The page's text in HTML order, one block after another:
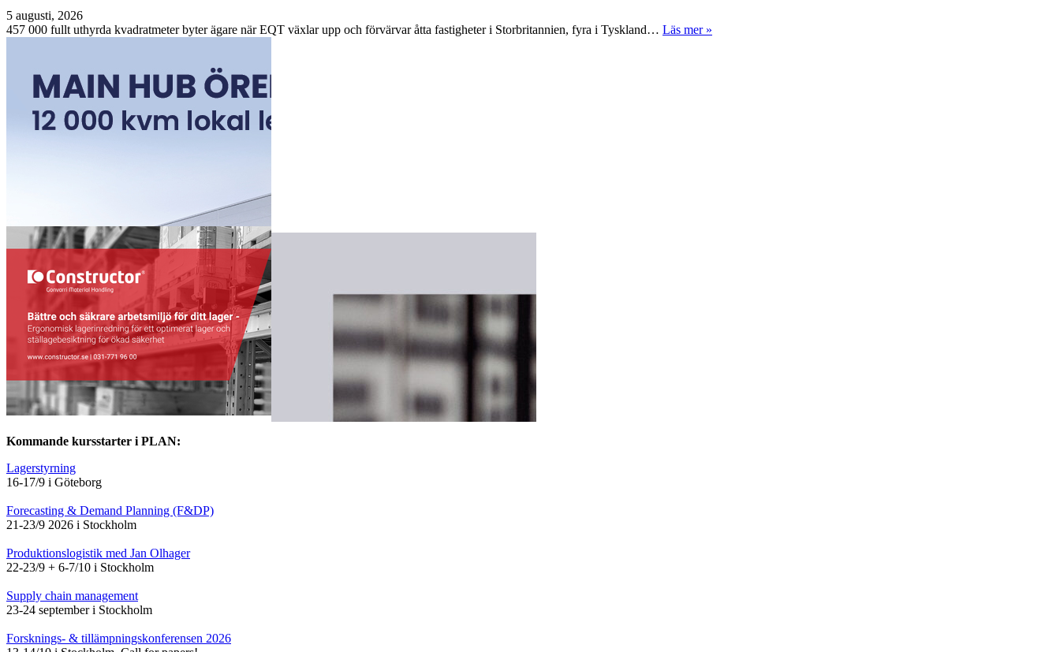
5 augusti, 2026
457 000 fullt uthyrda kvadratmeter byter ägare när EQT växlar upp och förvärvar åtta fastigheter i Storbritannien, fyra i Tyskland… Läs mer »
Kommande kursstarter i PLAN:
Lagerstyrning
16-17/9 i Göteborg
Forecasting & Demand Planning (F&DP)
21-23/9 2026 i Stockholm
Produktionslogistik med Jan Olhager
22-23/9 + 6-7/10 i Stockholm
Supply chain management
23-24 september i Stockholm
Forsknings- & tillämpningskonferensen 2026